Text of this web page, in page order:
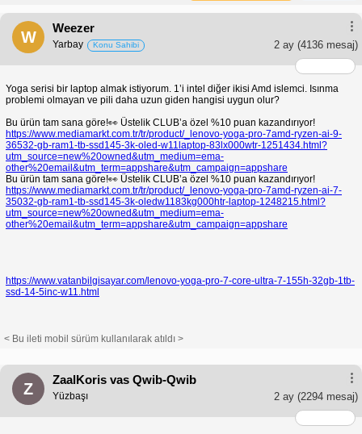
W
Weezer
2 ay (4136 mesaj)
Yarbay Konu Sahibi
Yoga serisi bir laptop almak istiyorum. 1’i intel diğer ikisi Amd islemci. Isınma
problemi olmayan ve pili daha uzun giden hangisi uygun olur?
Bu ürün tam sana göre!👀 Üstelik CLUB’a özel %10 puan kazandırıyor!
https://www.mediamarkt.com.tr/tr/product/_lenovo-yoga-pro-7amd-ryzen-ai-9-
36532-gb-ram1-tb-ssd145-3k-oled-w11laptop-83lx000wtr-1251434.html?
utm_source=new%20owned&utm_medium=ema-
other%20email&utm_term=appshare&utm_campaign=appshare
Bu ürün tam sana göre!👀 Üstelik CLUB’a özel %10 puan kazandırıyor!
https://www.mediamarkt.com.tr/tr/product/_lenovo-yoga-pro-7amd-ryzen-ai-7-
35032-gb-ram1-tb-ssd145-3k-oledw1183kg000htr-laptop-1248215.html?
utm_source=new%20owned&utm_medium=ema-
other%20email&utm_term=appshare&utm_campaign=appshare
https://www.vatanbilgisayar.com/lenovo-yoga-pro-7-core-ultra-7-155h-32gb-1tb-
ssd-14-5inc-w11.html
< Bu ileti mobil sürüm kullanılarak atıldı >
Z
ZaalKoris vas Qwib-Qwib
2 ay (2294 mesaj)
Yüzbaşı